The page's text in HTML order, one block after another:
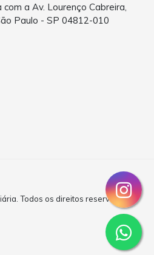
a Av. Lourenço Cabreira,
Paulo - SP 04812-010
Todos os direitos reservados.